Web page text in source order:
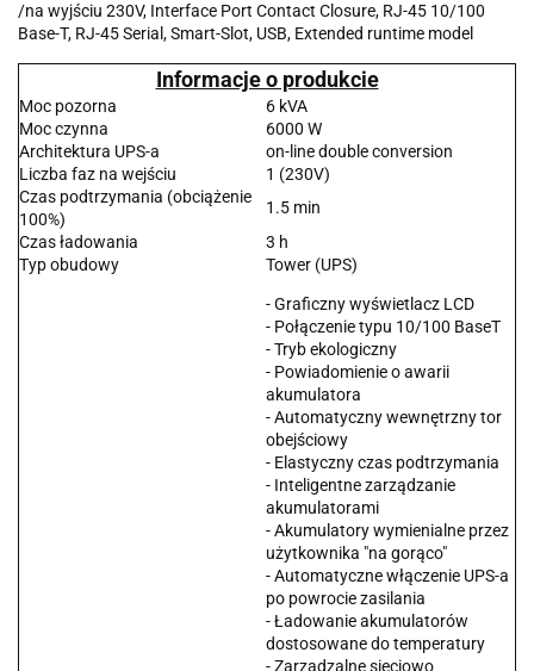
/na wyjściu 230V, Interface Port Contact Closure, RJ-45 10/100
Base-T, RJ-45 Serial, Smart-Slot, USB, Extended runtime model
Informacje o produkcie
Moc pozorna
6 kVA
Moc czynna
6000 W
Architektura UPS-a
on-line double conversion
Liczba faz na wejściu
1 (230V)
Czas podtrzymania (obciążenie
100%)
1.5 min
Czas ładowania
3 h
Typ obudowy
Tower (UPS)
- Graficzny wyświetlacz LCD
- Połączenie typu 10/100 BaseT
- Tryb ekologiczny
- Powiadomienie o awarii
akumulatora
- Automatyczny wewnętrzny tor
obejściowy
- Elastyczny czas podtrzymania
- Inteligentne zarządzanie
akumulatorami
- Akumulatory wymienialne przez
użytkownika "na gorąco"
- Automatyczne włączenie UPS-a
po powrocie zasilania
- Ładowanie akumulatorów
dostosowane do temperatury
- Zarządzalne sieciowo